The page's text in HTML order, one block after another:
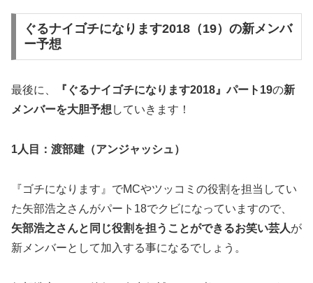
ぐるナイゴチになります2018（19）の新メンバ
ー予想
最後に、 『ぐるナイゴチになります2018』パート19の新
メンバーを大胆予想 していきます！
1人目：渡部建（アンジャッシュ）
『ゴチになります』でMCやツッコミの役割を担当してい
た矢部浩之さんがパート18でクビになっていますので、
矢部浩之さんと同じ役割を担うことができるお笑い芸人が
新メンバーとして加入する事になるでしょう。